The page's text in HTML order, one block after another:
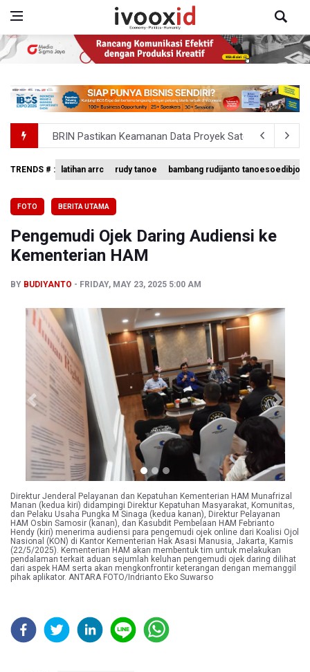
BRIN Pastikan Keamanan Data Proyek Satelit Lampung-1
BRIN Sebut Teknologi ANG Berpotensi Hemat Subsidi
BRIN Kembangkan Teknologi Modifikasi Cuaca hingga
KPK Minta Bambang Rudijanto Tanoesoedibjo
TRENDS # : latihan arrc rudy tanoe bambang rudijanto tanoesoedibjo
FOTO BERITA UTAMA
Pengemudi Ojek Daring Audiensi ke
Kementerian HAM
BY BUDIYANTO FRIDAY, MAY 23, 2025 5:00 AM
Previous Next
Direktur Jenderal Pelayanan dan Kepatuhan Kementerian HAM Munafrizal
Manan (kedua kiri) didampingi Direktur Kepatuhan Masyarakat, Komunitas,
dan Pelaku Usaha Pungka M Sinaga (kedua kanan), Direktur Pelayanan
HAM Osbin Samosir (kanan), dan Kasubdit Pembelaan HAM Febrianto
Hendy (kiri) menerima audiensi para pengemudi ojek online dari Koalisi Ojol
Nasional (KON) di Kantor Kementerian Hak Asasi Manusia, Jakarta, Kamis
(22/5/2025). Kementerian HAM akan membentuk tim untuk melakukan
pendalaman terkait aduan sejumlah keluhan pengemudi ojek daring dilihat
dari aspek HAM serta akan mengkonfrontir keterangan dengan memanggil
pihak aplikator. ANTARA FOTO/Indrianto Eko Suwarso